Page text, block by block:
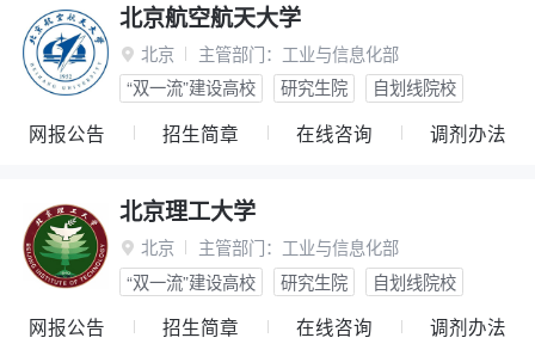
北京航空航天大学
 北京 主管部门： 工业与信息化部
“双一流”建设高校
研究生院 自划线院校
网报公告 招生简章 在线咨询 调剂办法
北京理工大学
 北京 主管部门： 工业与信息化部
“双一流”建设高校
研究生院 自划线院校
网报公告 招生简章 在线咨询 调剂办法